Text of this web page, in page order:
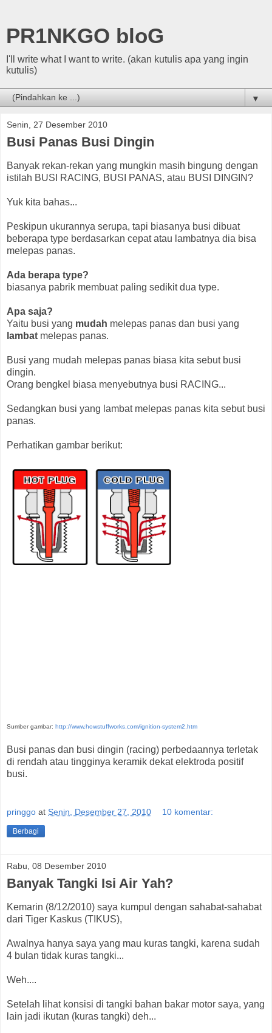
PR1NKGO bloG
I'll write what I want to write. (akan kutulis apa yang ingin
kutulis)
▼
Senin, 27 Desember 2010
Busi Panas Busi Dingin
Banyak rekan-rekan yang mungkin masih bingung dengan
istilah BUSI RACING, BUSI PANAS, atau BUSI DINGIN?
Yuk kita bahas...
Peskipun ukurannya serupa, tapi biasanya busi dibuat
beberapa type berdasarkan cepat atau lambatnya dia bisa
melepas panas.
Ada berapa type?
biasanya pabrik membuat paling sedikit dua type.
Apa saja?
Yaitu busi yang mudah melepas panas dan busi yang
lambat melepas panas.
Busi yang mudah melepas panas biasa kita sebut busi
dingin.
Orang bengkel biasa menyebutnya busi RACING...
Sedangkan busi yang lambat melepas panas kita sebut busi
panas.
Perhatikan gambar berikut:
Sumber gambar: http://www.howstuffworks.com/ignition-system2.htm
Busi panas dan busi dingin (racing) perbedaannya terletak
di rendah atau tingginya keramik dekat elektroda positif
busi.
pringgo at Senin, Desember 27, 2010 10 komentar:
Berbagi
Rabu, 08 Desember 2010
Banyak Tangki Isi Air Yah?
Kemarin (8/12/2010) saya kumpul dengan sahabat-sahabat
dari Tiger Kaskus (TIKUS),
Awalnya hanya saya yang mau kuras tangki, karena sudah
4 bulan tidak kuras tangki...
Weh....
Setelah lihat konsisi di tangki bahan bakar motor saya, yang
lain jadi ikutan (kuras tangki) deh...